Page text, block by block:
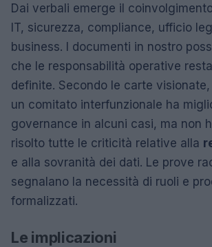
Dai verbali emerge il
IT, sicurezza, compliance, ufficio
business. I documenti in nostro
che le responsabilità operative
definite. Secondo le carte
un comitato interfunzionale ha
governance in alcuni casi, ma non
risolto tutte le criticità relative alla
e alla sovranità dei dati. Le prove
segnalano la necessità di ruoli e
formalizzati.
Le implicazioni